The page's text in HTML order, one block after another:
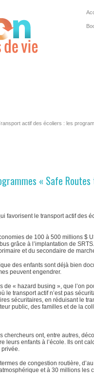
actif des écoliers : les
« Safe
favorisent le transport actif des
de 100 à 500 millions $
grâce à l’implantation de
et du secondaire de
des enfants sont déjà bien
peuvent engendrer.
« hazard busing », que l’on
le transport actif n’est pas
sécuritaires, en réduisant le
public, des familles et de la
chercheurs ont, entre autres,
leurs enfants à l’école. Ils ont
privée.
de congestion routière,
et à 30 millions les